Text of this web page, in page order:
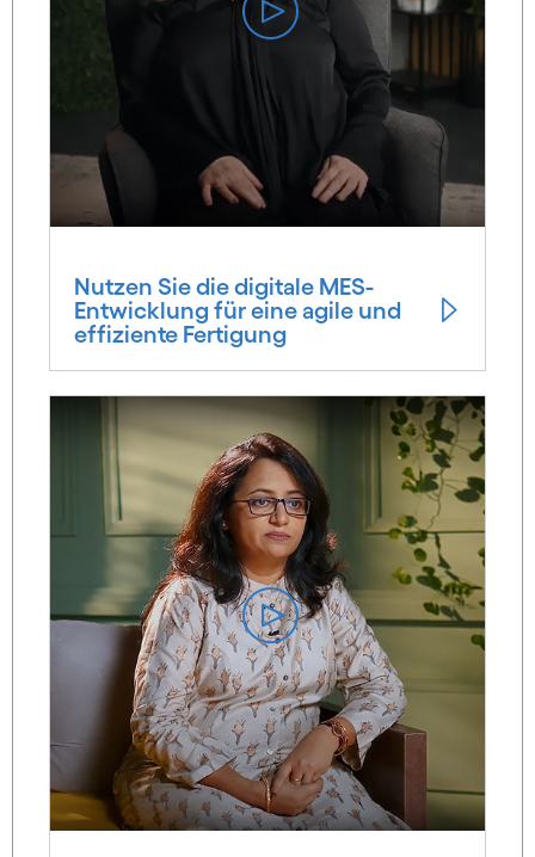
Nutzen Sie die digitale MES-
Entwicklung für eine agile und
effiziente Fertigung